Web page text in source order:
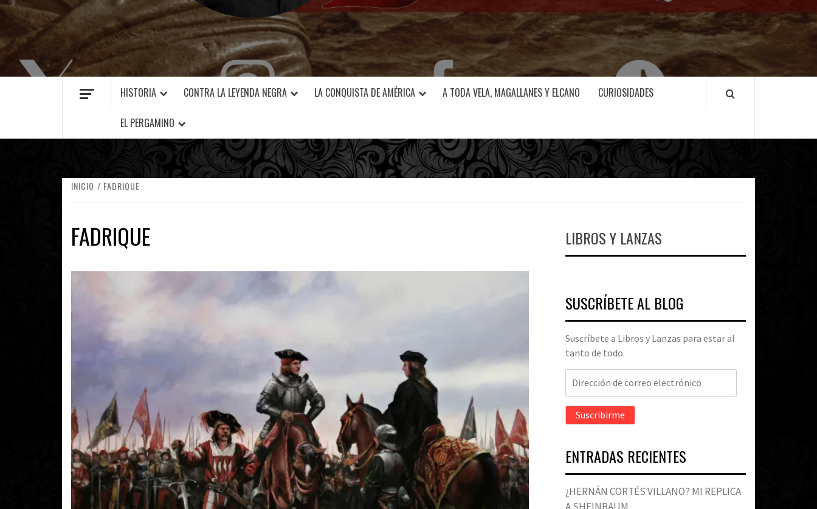
MANUEL FUENTES
HISTORIA CONTRA LA LEYENDA NEGRA LA CONQUISTA DE AMÉRICA A TODA VELA, MAGALLANES Y ELCANO CURIOSIDADES
EL PERGAMINO
INICIO FADRIQUE
FADRIQUE LIBROS Y LANZAS
SUSCRÍBETE AL BLOG
Suscríbete a Libros y Lanzas para estar al
tanto de todo.
Dirección
correo
electrónico
Suscribirme
ENTRADAS RECIENTES
¿HERNÁN CORTÉS VILLANO? MI REPLICA